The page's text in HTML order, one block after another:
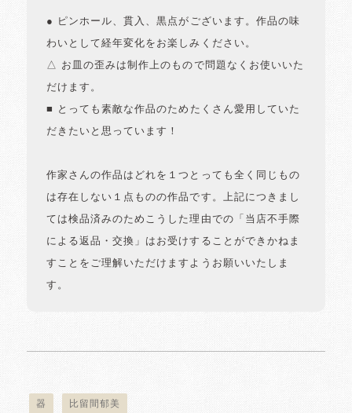
● ピンホール、貫入、黒点がございます。作品の味
わいとして経年変化をお楽しみください。
△ お皿の歪みは制作上のもので問題なくお使いいた
だけます。
■ とっても素敵な作品のためたくさん愛用していた
だきたいと思っています！
作家さんの作品はどれを１つとっても全く同じもの
は存在しない１点ものの作品です。上記につきまし
ては検品済みのためこうした理由での「当店不手際
による返品・交換」はお受けすることができかねま
すことをご理解いただけますようお願いいたしま
す。
器 比留間郁美